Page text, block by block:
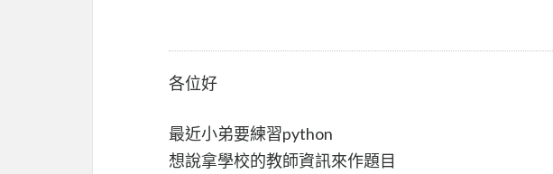
各位好
最近小弟要練習python
想說拿學校的教師資訊來作題目